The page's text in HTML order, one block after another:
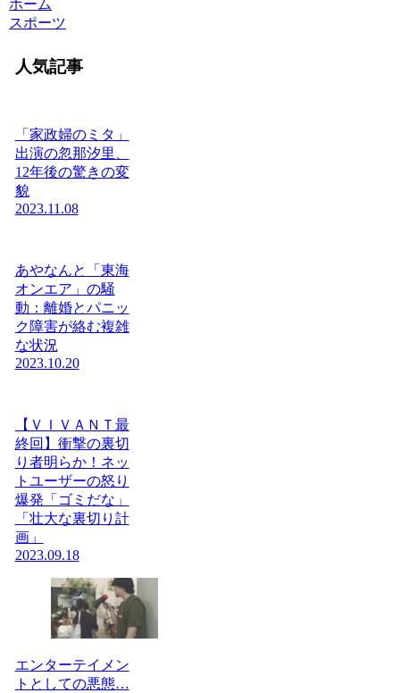
ホーム
スポーツ
人気記事
「家政婦のミタ」
出演の忽那汐里、
12年後の驚きの変
貌
2023.11.08
あやなんと「東海
オンエア」の騒
動：離婚とパニッ
ク障害が絡む複雑
な状況
2023.10.20
【ＶＩＶＡＮＴ最
終回】衝撃の裏切
り者明らか！ネッ
トユーザーの怒り
爆発「ゴミだな」
「壮大な裏切り計
画」
2023.09.18
エンターテイメン
トとしての悪態…